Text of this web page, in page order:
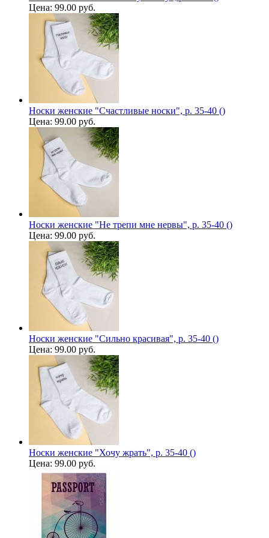
Цена: 99.00 руб.
Носки женские "Счастливые носки", р. 35-40 ()
Цена: 99.00 руб.
Носки женские "Не трепи мне нервы", р. 35-40 ()
Цена: 99.00 руб.
Носки женские "Сильно красивая", р. 35-40 ()
Цена: 99.00 руб.
Носки женские "Хочу жрать", р. 35-40 ()
Цена: 99.00 руб.